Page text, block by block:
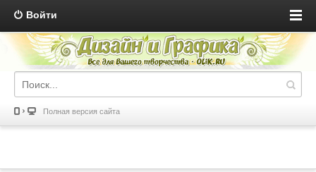
Войти
Полная версия сайта